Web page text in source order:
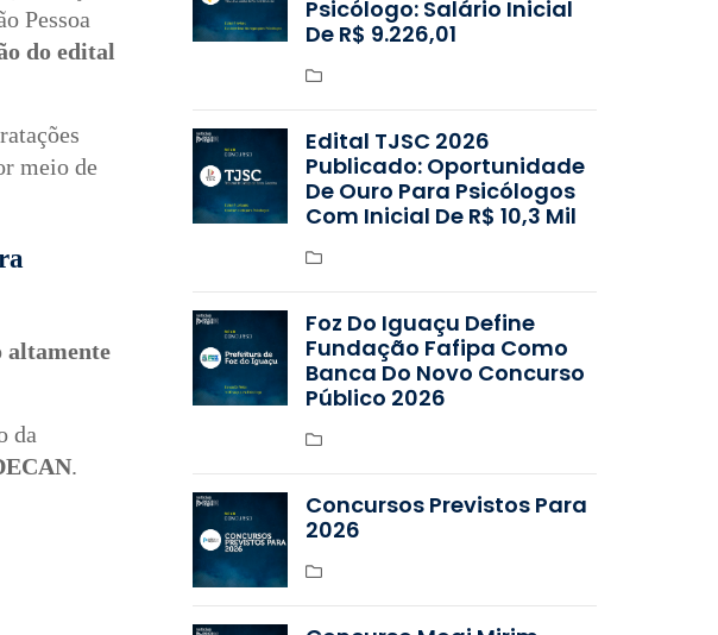
Pessoa
do edital
meio de
altamente
da
.
Psicólogo: Salário Inicial
De R$ 9.226,01
Edital TJSC 2026
Publicado: Oportunidade
De Ouro Para Psicólogos
Com Inicial De R$ 10,3 Mil
Foz Do Iguaçu Define
Fundação Fafipa Como
Banca Do Novo Concurso
Público 2026
Concursos Previstos Para
2026